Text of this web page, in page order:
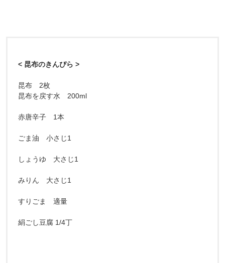
< 昆布のきんぴら >
昆布 2枚
昆布を戻す水 200ml
赤唐辛子 1本
ごま油 小さじ1
しょうゆ 大さじ1
みりん 大さじ1
すりごま 適量
絹ごし豆腐 1/4丁